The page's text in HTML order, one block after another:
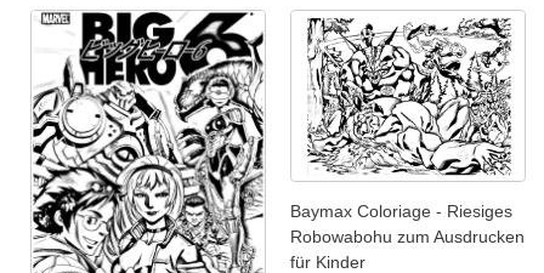
Baymax Coloriage - Riesiges
Robowabohu zum Ausdrucken
für Kinder